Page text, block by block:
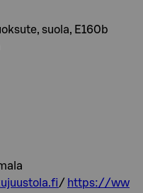
suola, E160b
/ https://ww